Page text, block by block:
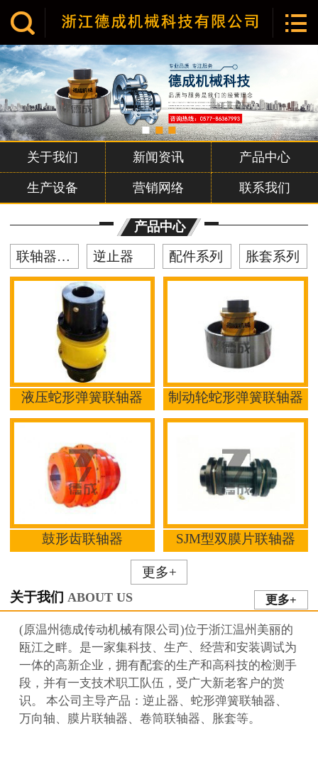
 网站首页
产品中心
新闻资讯
企业文化
荣誉资质
联系我们


关于我们 新闻资讯 产品中心
生产设备 营销网络 联系我们
产品中心
联轴器系列 逆止器 配件系列 胀套系列
液压蛇形弹簧联轴器 制动轮蛇形弹簧联轴器
鼓形齿联轴器 SJM型双膜片联轴器
更多+
关于我们 ABOUT US 更多+
(原温州德成传动机械有限公司)位于浙江温州美丽的
瓯江之畔。是一家集科技、生产、经营和安装调试为
一体的高新企业，拥有配套的生产和高科技的检测手
段，并有一支技术职工队伍，受广大新老客户的赏
识。 本公司主导产品：逆止器、蛇形弹簧联轴器、
万向轴、膜片联轴器、卷筒联轴器、胀套等。